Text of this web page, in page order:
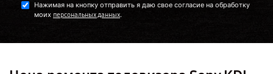
Нажимая на кнопку отправить я даю свое согласие на обработку
моих персональных данных.